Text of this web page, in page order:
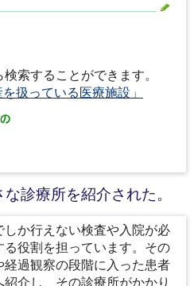
索することができます。
扱っている医療施設」
診療所を紹介された。
しか行えない検査や入院が必
役割を担っています。その
経過観察の段階に入った患者
介し、その診療所がかかり